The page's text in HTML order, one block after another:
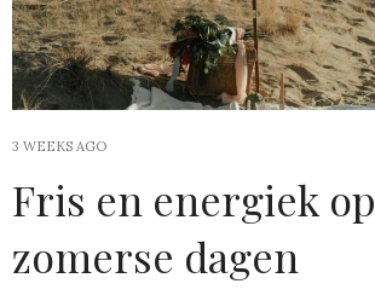
3 WEEKS AGO
Fris en energiek op
zomerse dagen